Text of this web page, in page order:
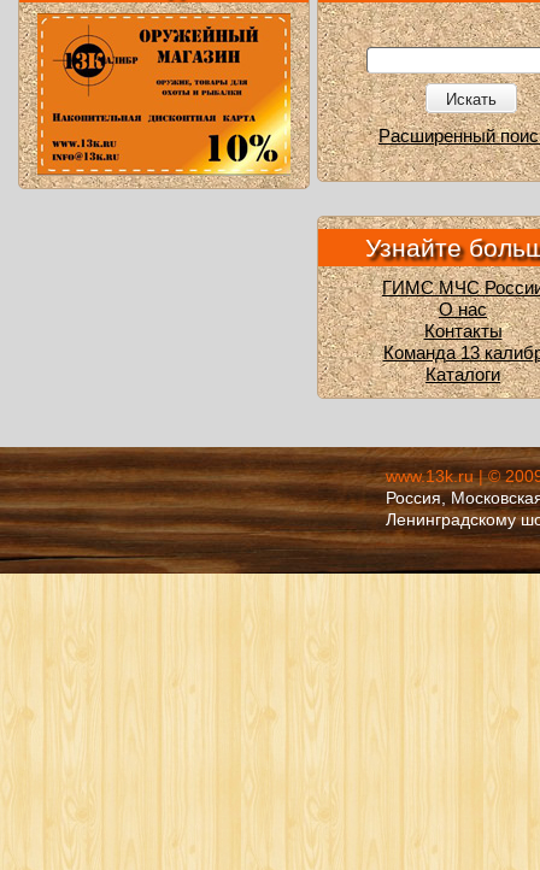
Искать
Расширенный
Узнайте
ГИМС МЧС
О нас
Контакты
Команда 13
Каталоги
www.13k.ru | ©
Россия,
Ленинградскому